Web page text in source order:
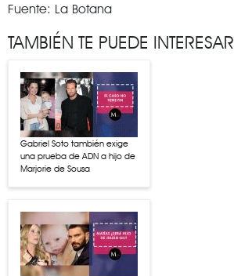
Fuente: La Botana
TAMBIÉN TE PUEDE INTERESAR
Gabriel Soto también exige
una prueba de ADN a hijo de
Marjorie de Sousa